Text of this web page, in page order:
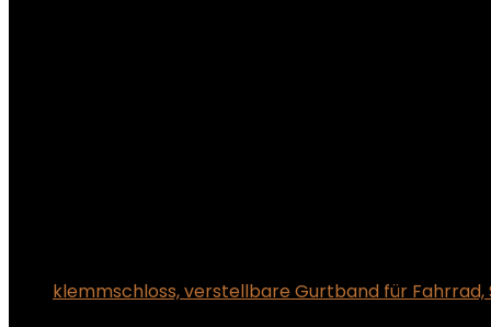
klemmschloss, verstellbare Gurtband für